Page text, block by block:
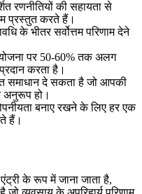
रणनीतियों की सहायता से
प्रस्तुत करते हैं।
के भीतर सर्वोत्तम परिणाम देने
पर 50-60% तक अलग
करता है।
समाधान दे सकता है जो आपकी
हो।
बनाए रखने के लिए हर एक
हैं।
के रूप में जाना जाता है,